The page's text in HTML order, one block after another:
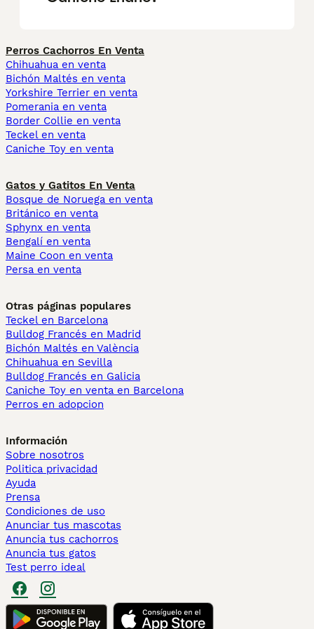
Perros Cachorros En Venta
Chihuahua en venta
Bichón Maltés en venta
Yorkshire Terrier en venta
Pomerania en venta
Border Collie en venta
Teckel en venta
Caniche Toy en venta
Gatos y Gatitos En Venta
Bosque de Noruega en venta
Británico en venta
Sphynx en venta
Bengalí en venta
Maine Coon en venta
Persa en venta
Otras páginas populares
Teckel en Barcelona
Bulldog Francés en Madrid
Bichón Maltés en València
Chihuahua en Sevilla
Bulldog Francés en Galicia
Caniche Toy en venta en Barcelona
Perros en adopcion
Información
Sobre nosotros
Politica privacidad
Ayuda
Prensa
Condiciones de uso
Anunciar tus mascotas
Anuncia tus cachorros
Anuncia tus gatos
Test perro ideal